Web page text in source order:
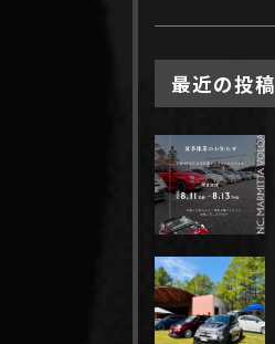
最近の投稿